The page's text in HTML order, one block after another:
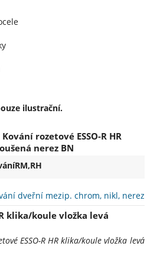
ilustrační.
rozetové ESSO-R HR
nerez BN
dveřní mezip. chrom, nikl, nerez
klika/koule vložka levá
ESSO-R HR klika/koule vložka levá